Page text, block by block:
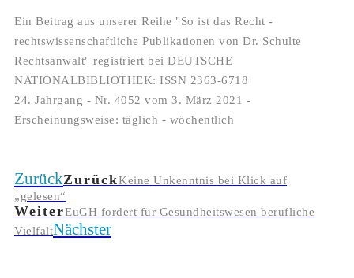
Ein Beitrag aus unserer Reihe "So ist das Recht -
rechtswissenschaftliche Publikationen von Dr. Schulte
Rechtsanwalt" registriert bei DEUTSCHE
NATIONALBIBLIOTHEK: ISSN 2363-6718
24. Jahrgang - Nr. 4052 vom 3. März 2021 -
Erscheinungsweise: täglich - wöchentlich
ZurückZurückKeine Unkenntnis bei Klick auf
„gelesen“
WeiterEuGH fordert für Gesundheitswesen berufliche
VielfaltNächster